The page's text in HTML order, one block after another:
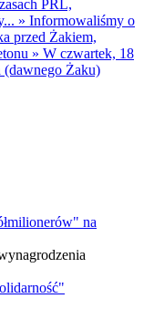
PRL,
» Informowaliśmy o
przed Żakiem,
» W czwartek, 18
(dawnego Żaku)
na